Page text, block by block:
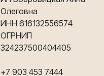
Олеговна
ИНН 616132556574
ОГРНИП
324237500404405
+7 903 453 7444